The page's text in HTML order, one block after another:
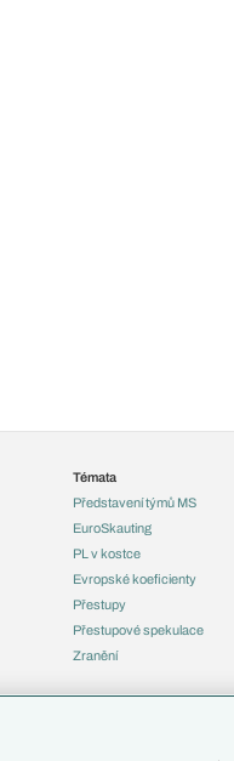
Témata
Představení týmů MS
EuroSkauting
PL v kostce
Evropské koeficienty
Přestupy
Přestupové spekulace
Zranění